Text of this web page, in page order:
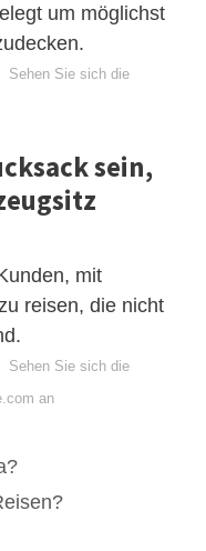
um möglichst
Sehen Sie sich die
sein,
mit
reisen, die nicht
Sehen Sie sich die
an